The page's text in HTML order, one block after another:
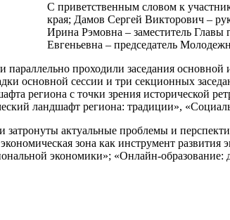
С приветственным словом к
края; Дамов Сергей Викторович –
Ирина Рэмовна – заместитель Главы
Евгеньевна – председатель
параллельно проходили заседания
основной сессии и три секционных
региона с точки зрения исторической
ландшафт региона: традиции»,
затронуты актуальные проблемы и
зона как инструмент
экономики»; «Онлайн-